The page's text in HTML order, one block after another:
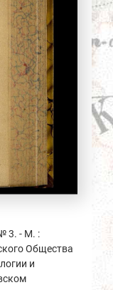
3. - М. :
Общества
и